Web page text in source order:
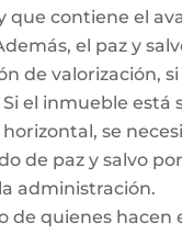
que contiene el
el paz y
de valorización, si
el inmueble está
se
de paz y salvo
administración.
de quienes hacen